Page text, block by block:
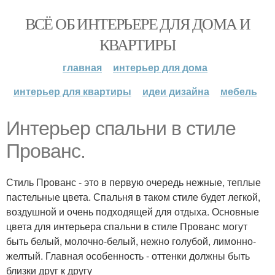
ВСЁ ОБ ИНТЕРЬЕРЕ ДЛЯ ДОМА И
КВАРТИРЫ
главная
интерьер для дома
интерьер для квартиры
идеи дизайна мебель
Интерьер спальни в стиле
Прованс.
Стиль Прованс - это в первую очередь нежные, теплые
пастельные цвета. Спальня в таком стиле будет легкой,
воздушной и очень подходящей для отдыха. Основные
цвета для интерьера спальни в стиле Прованс могут
быть белый, молочно-белый, нежно голубой, лимонно-
желтый. Главная особенность - оттенки должны быть
близки друг к другу